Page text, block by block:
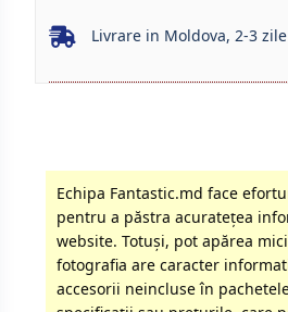
Livrare in Moldova, 2-3 zile
Echipa Fantastic.md face
pentru a păstra acurateţea
website. Totuși, pot apărea
fotografia are caracter
accesorii neincluse în